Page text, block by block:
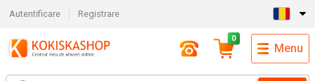
Autentificare Registrare
0
Menu